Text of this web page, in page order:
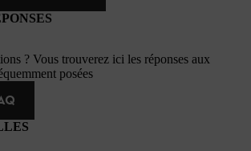
? Vous trouverez ici les réponses aux
posées